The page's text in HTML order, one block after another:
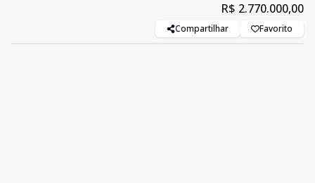
R$ 2.770.000,00
Compartilhar Favorito